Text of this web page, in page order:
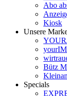
Abo
Kiosk
Unsere
Bütz
Specials